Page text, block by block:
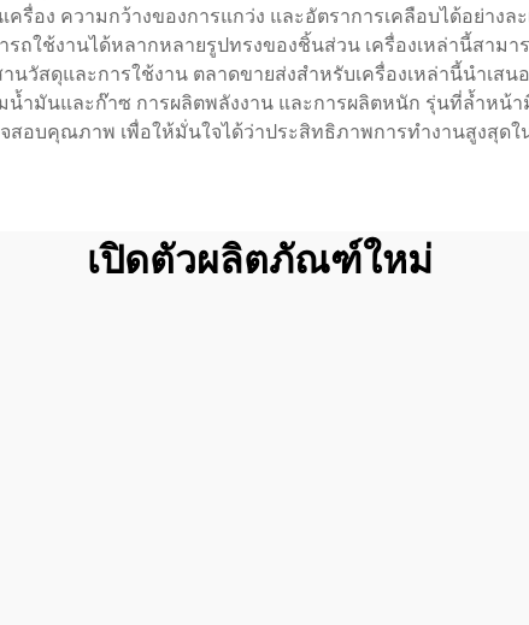
ครื่อง ความกว้างของการแกว่ง และอัตราการเคลือบได้อย่า
ถใช้งานได้หลากหลายรูปทรงของชิ้นส่วน เครื่องเหล่านี้สามา
วัสดุและการใช้งาน ตลาดขายส่งสำหรับเครื่องเหล่านี้นำเส
ำมันและก๊าซ การผลิตพลังงาน และการผลิตหนัก รุ่นที่ล้ำหน้
สอบคุณภาพ เพื่อให้มั่นใจได้ว่าประสิทธิภาพการทำงานสูงสุด
เปิดตัวผลิตภัณฑ์ใหม่